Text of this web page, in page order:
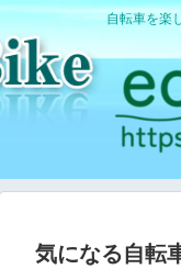
自転車を楽
気になる自転